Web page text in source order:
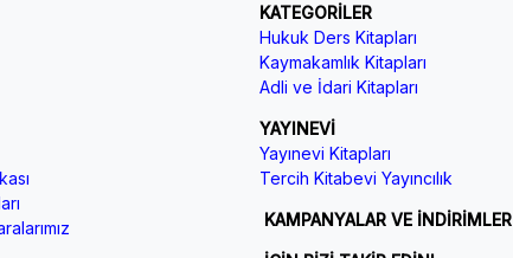
KATEGORİLER
Hukuk Ders Kitapları
Kaymakamlık Kitapları
Adli ve İdari Kitapları
YAYINEVİ
Yayınevi Kitapları
Tercih Kitabevi Yayıncılık
KAMPANYALAR VE İNDİRİMLER